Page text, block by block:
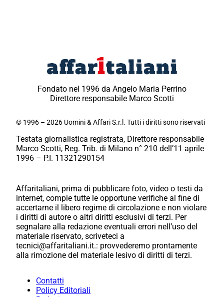
Fondato nel 1996 da Angelo Maria Perrino
Direttore responsabile Marco Scotti
© 1996 – 2026 Uomini & Affari S.r.l. Tutti i diritti sono riservati
Testata giornalistica registrata, Direttore responsabile
Marco Scotti, Reg. Trib. di Milano n° 210 dell’11 aprile
1996 – P.I. 11321290154
Affaritaliani, prima di pubblicare foto, video o testi da
internet, compie tutte le opportune verifiche al fine di
accertarne il libero regime di circolazione e non violare
i diritti di autore o altri diritti esclusivi di terzi. Per
segnalare alla redazione eventuali errori nell’uso del
materiale riservato, scriveteci a
tecnici@affaritaliani.it.: provvederemo prontamente
alla rimozione del materiale lesivo di diritti di terzi.
Contatti
Policy Editoriali